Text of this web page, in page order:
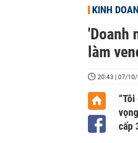
KINH
'Doanh
làm
20:43 | 07/
cấp